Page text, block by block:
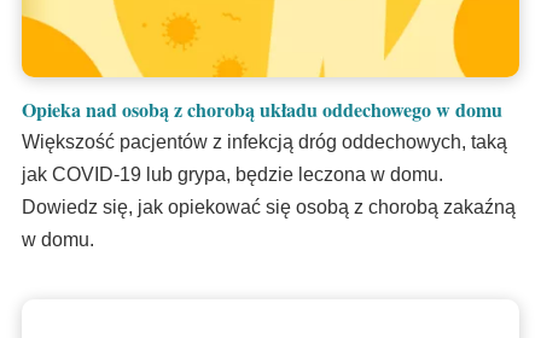
Opieka nad osobą z chorobą układu oddechowego w domu
Większość pacjentów z infekcją dróg oddechowych, taką
jak COVID-19 lub grypa, będzie leczona w domu.
Dowiedz się, jak opiekować się osobą z chorobą zakaźną
w domu.